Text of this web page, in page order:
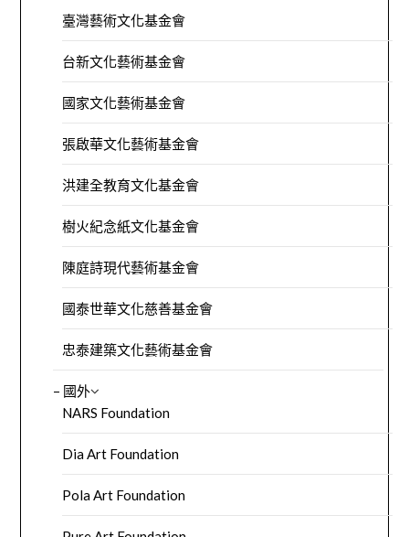
臺灣藝術文化基金會
台新文化藝術基金會
國家文化藝術基金會
張啟華文化藝術基金會
洪建全教育文化基金會
樹火紀念紙文化基金會
陳庭詩現代藝術基金會
國泰世華文化慈善基金會
忠泰建築文化藝術基金會
– 國外
NARS Foundation
Dia Art Foundation
Pola Art Foundation